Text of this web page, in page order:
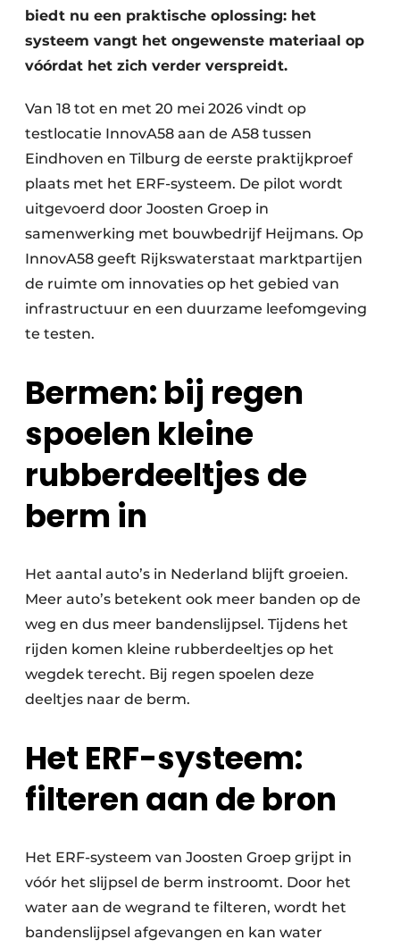
biedt nu een praktische oplossing: het
systeem vangt het ongewenste materiaal op
vóórdat het zich verder verspreidt.
Van 18 tot en met 20 mei 2026 vindt op
testlocatie InnovA58 aan de A58 tussen
Eindhoven en Tilburg de eerste praktijkproef
plaats met het ERF-systeem. De pilot wordt
uitgevoerd door Joosten Groep in
samenwerking met bouwbedrijf Heijmans. Op
InnovA58 geeft Rijkswaterstaat marktpartijen
de ruimte om innovaties op het gebied van
infrastructuur en een duurzame leefomgeving
te testen.
Bermen: bij regen
spoelen kleine
rubberdeeltjes de
berm in
Het aantal auto’s in Nederland blijft groeien.
Meer auto’s betekent ook meer banden op de
weg en dus meer bandenslijpsel. Tijdens het
rijden komen kleine rubberdeeltjes op het
wegdek terecht. Bij regen spoelen deze
deeltjes naar de berm.
Het ERF-systeem:
filteren aan de bron
Het ERF-systeem van Joosten Groep grijpt in
vóór het slijpsel de berm instroomt. Door het
water aan de wegrand te filteren, wordt het
bandenslijpsel afgevangen en kan water